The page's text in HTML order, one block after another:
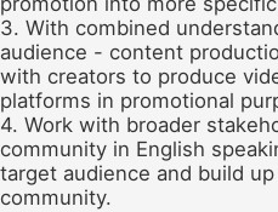
3. With combined
audience - content
with creators to produce
platforms in promotional
4. Work with broader
community in English
target audience and build
community.